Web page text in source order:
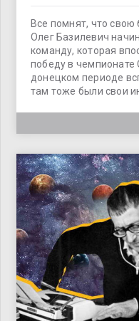
Все помнят, что
Олег Базилевич
команду, которая
победу в чемпионате
донецком периоде
там тоже были свои